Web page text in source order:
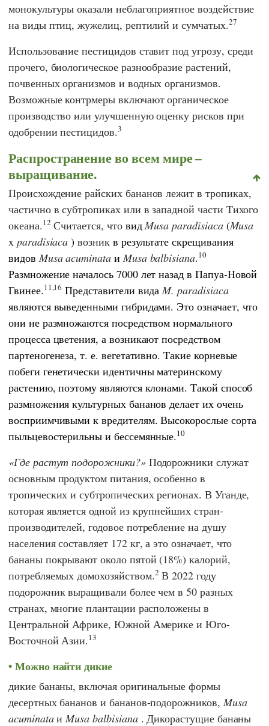
монокультуры оказали неблагоприятное воздействие
на виды птиц, жужелиц, рептилий и сумчатых.27
Использование пестицидов ставит под угрозу, среди
прочего, биологическое разнообразие растений,
почвенных организмов и водных организмов.
Возможные контрмеры включают органическое
производство или улучшенную оценку рисков при
одобрении пестицидов.3
Распространение во всем мире –
выращивание.
Происхождение райских бананов лежит в тропиках,
частично в субтропиках или в западной части Тихого
океана.12 Считается, что вид Musa paradisiaca (Musa
x paradisiaca ) возник в результате скрещивания
видов Musa acuminata и Musa balbisiana.10
Размножение началось 7000 лет назад в Папуа-Новой
Гвинее.11,16 Представители вида M. paradisiaca
являются выведенными гибридами. Это означает, что
они не размножаются посредством нормального
процесса цветения, а возникают посредством
партеногенеза, т. е. вегетативно. Такие корневые
побеги генетически идентичны материнскому
растению, поэтому являются клонами. Такой способ
размножения культурных бананов делает их очень
восприимчивыми к вредителям. Высокорослые сорта
пыльцевостерильны и бессемянные.10
Где растут подорожники? Подорожники служат
основным продуктом питания, особенно в
тропических и субтропических регионах. В Уганде,
которая является одной из крупнейших стран-
производителей, годовое потребление на душу
населения составляет 172 кг, а это означает, что
бананы покрывают около пятой (18%) калорий,
потребляемых домохозяйством.2 В 2022 году
подорожник выращивали более чем в 50 разных
странах, многие плантации расположены в
Центральной Африке, Южной Америке и Юго-
Восточной Азии.13
Можно найти дикие
дикие бананы, включая оригинальные формы
десертных бананов и бананов-подорожников, Musa
acuminataи Musa balbisiana. Дикорастущие бананы